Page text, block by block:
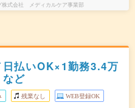
株式会社 メディカルケア事業部
払いOK×1勤務3.4万
ど
残業なし WEB登録OK